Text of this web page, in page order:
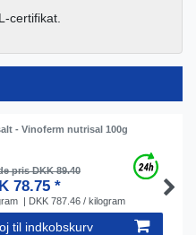
certifikat.
- Vinoferm nutrisal 100g
pris DKK 89.40
78.75 *
| DKK 787.46 / kilogram
til indkobskurv